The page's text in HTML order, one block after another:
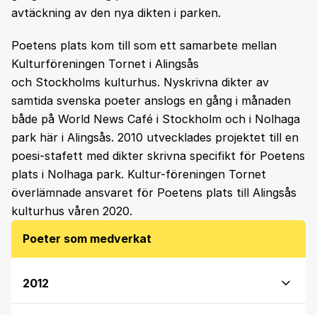
avtäckning av den nya dikten i parken.
Poetens plats kom till som ett samarbete mellan
Kulturföreningen Tornet i Alingsås
och Stockholms kulturhus. Nyskrivna dikter av
samtida svenska poeter anslogs en gång i månaden
både på World News Café i Stockholm och i Nolhaga
park här i Alingsås. 2010 utvecklades projektet till en
poesi-stafett med dikter skrivna specifikt för Poetens
plats i Nolhaga park. Kultur-föreningen Tornet
överlämnade ansvaret för Poetens plats till Alingsås
kulturhus våren 2020.
Poeter som medverkat
2012